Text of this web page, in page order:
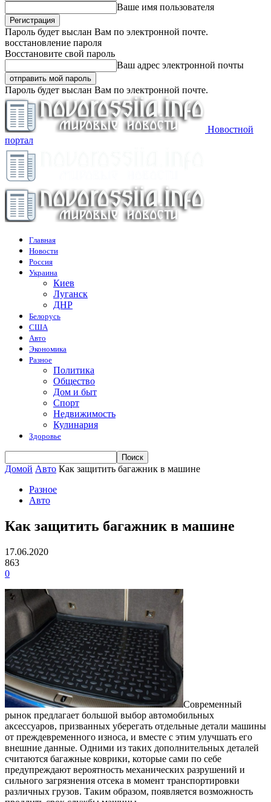
Ваше имя пользователя
Пароль будет выслан Вам по электронной почте.
восстановление пароля
Восстановите свой пароль
Ваш адрес электронной почты
Пароль будет выслан Вам по электронной почте.
Новостной
портал
Главная
Новости
Россия
Украина
Киев
Луганск
ДНР
Белорусь
США
Авто
Экономика
Разное
Политика
Общество
Дом и быт
Спорт
Недвижимость
Кулинария
Здоровье
Домой Авто Как защитить багажник в машине
Разное
Авто
Как защитить багажник в машине
17.06.2020
863
0
Современный
рынок предлагает большой выбор автомобильных
аксессуаров, призванных уберегать отдельные детали машины
от преждевременного износа, и вместе с этим улучшать его
внешние данные. Одними из таких дополнительных деталей
считаются багажные коврики, которые сами по себе
предупреждают вероятность механических разрушений и
сильного загрязнения отсека в момент транспортировки
различных грузов. Таким образом, появляется возможность